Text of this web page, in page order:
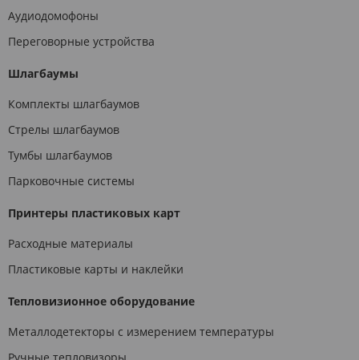
Аудиодомофоны
Переговорные устройства
Шлагбаумы
Комплекты шлагбаумов
Стрелы шлагбаумов
Тумбы шлагбаумов
Парковочные системы
Принтеры пластиковых карт
Расходные материалы
Пластиковые карты и наклейки
Тепловизионное оборудование
Металлодетекторы с измерением температуры